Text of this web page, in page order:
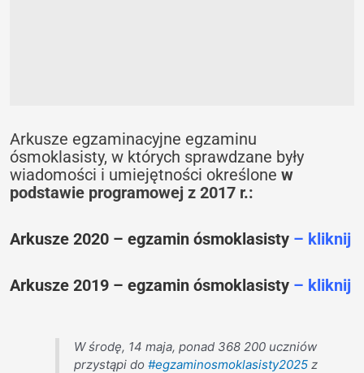
Arkusze egzaminacyjne egzaminu
ósmoklasisty, w których sprawdzane były
wiadomości i umiejętności określonew
podstawie programowej z 2017 r.:
Arkusze 2020 – egzamin ósmoklasisty – kliknij
Arkusze 2019 – egzamin ósmoklasisty – kliknij
W środę, 14 maja, ponad 368 200 uczniów
przystąpi do #egzaminosmoklasisty2025z